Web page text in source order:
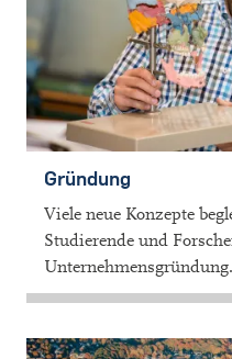
Gründung
Viele neue Konzepte
Studierende und
Unternehmensgründung.